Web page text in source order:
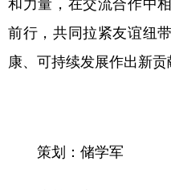
和力量，在交流合作中
前行，共同拉紧友谊纽
康、可持续发展作出新贡
策划：储学军